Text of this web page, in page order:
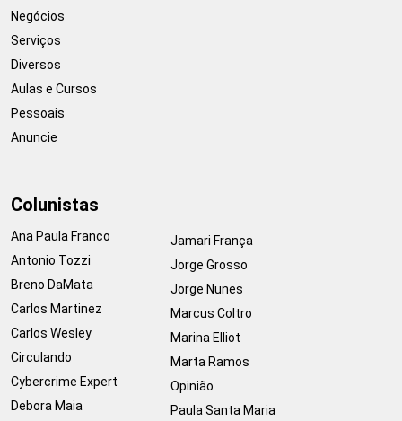
Negócios
Serviços
Diversos
Aulas e Cursos
Pessoais
Anuncie
Colunistas
Ana Paula Franco
Antonio Tozzi
Breno DaMata
Carlos Martinez
Carlos Wesley
Circulando
Cybercrime Expert
Debora Maia
Jamari França
Jorge Grosso
Jorge Nunes
Marcus Coltro
Marina Elliot
Marta Ramos
Opinião
Paula Santa Maria